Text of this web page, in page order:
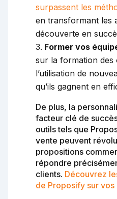
surpassent les
en transformant les
découverte en
Former vos
sur la formation des
l’utilisation de
qu’ils gagnent en
De plus, la
facteur clé de
outils tels que
vente peuvent
propositions
répondre
clients. Découvrez
de Proposify sur